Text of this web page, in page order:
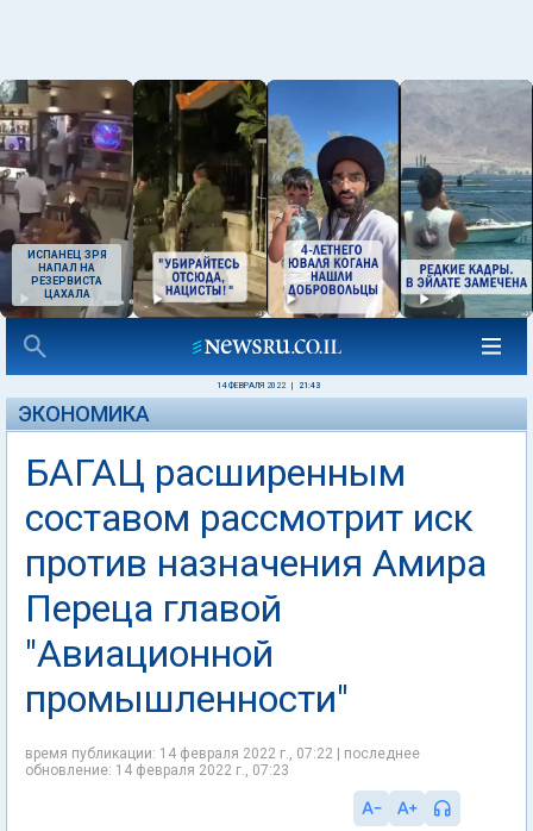
ИСПАНЕЦ ЗРЯ
НАПАЛ НА
РЕЗЕРВИСТА
ЦАХАЛА
14 ФЕВРАЛЯ 2022 21:43
ЭКОНОМИКА
БАГАЦ расширенным
составом рассмотрит иск
против назначения Амира
Переца главой
"Авиационной
промышленности"
время публикации: 14 февраля 2022 г., 07:22 | последнее
обновление: 14 февраля 2022 г., 07:23